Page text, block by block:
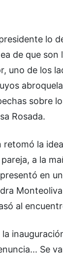
lo
de que
uno de los
sobre
Rosada.
retomó la
a la
en
al
Se